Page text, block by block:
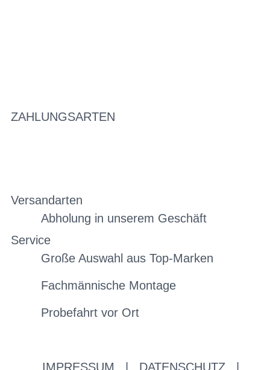
ZAHLUNGSARTEN
Versandarten
Abholung in unserem Geschäft
Service
Große Auswahl aus Top-Marken
Fachmännische Montage
Probefahrt vor Ort
IMPRESSUM DATENSCHUTZ